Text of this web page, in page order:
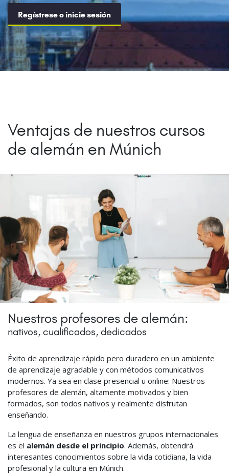
Regístrese o inicie sesión
Ventajas de nuestros cursos
de alemán en Múnich
Nuestros profesores de alemán:
nativos, cualificados, dedicados
Éxito de aprendizaje rápido pero duradero en un ambiente
de aprendizaje agradable y con métodos comunicativos
modernos. Ya sea en clase presencial u online: Nuestros
profesores de alemán, altamente motivados y bien
formados, son todos nativos y realmente disfrutan
enseñando.
La lengua de enseñanza en nuestros grupos internacionales
es el alemán desde el principio. Además, obtendrá
interesantes conocimientos sobre la vida cotidiana, la vida
profesional y la cultura en Múnich.